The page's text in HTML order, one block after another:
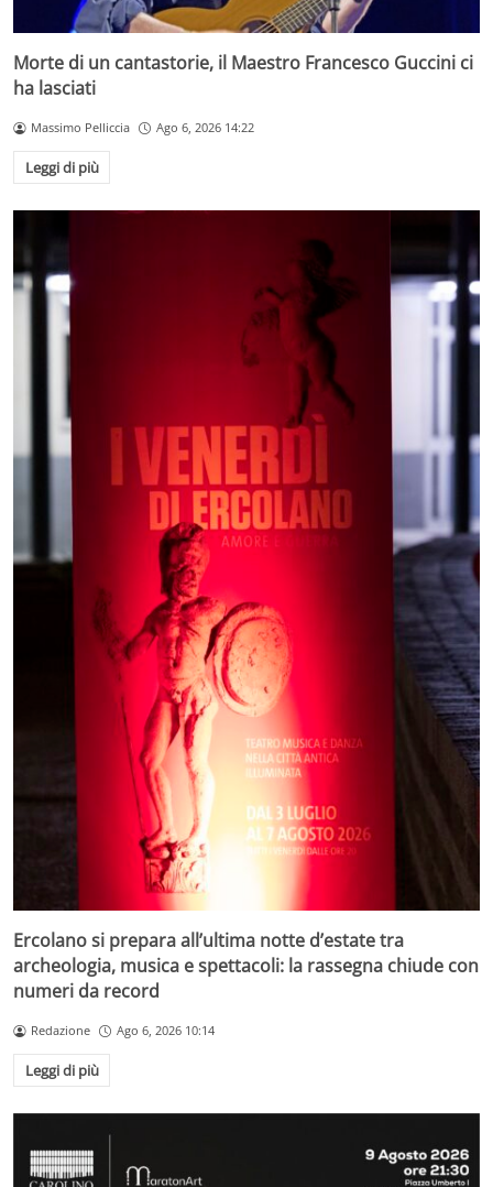
Morte di un cantastorie, il Maestro Francesco Guccini ci
ha lasciati
Massimo Pelliccia Ago 6, 2026 14:22
Leggi di più
Ercolano si prepara all’ultima notte d’estate tra
archeologia, musica e spettacoli: la rassegna chiude con
numeri da record
Redazione Ago 6, 2026 10:14
Leggi di più